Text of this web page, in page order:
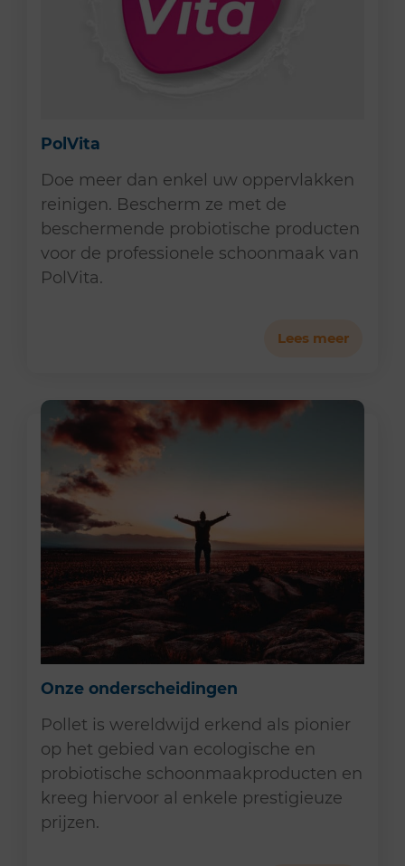
PolVita
Doe meer dan enkel uw oppervlakken
reinigen. Bescherm ze met de
beschermende probiotische producten
voor de professionele schoonmaak van
PolVita.
Lees meer
Onze onderscheidingen
Pollet is wereldwijd erkend als pionier
op het gebied van ecologische en
probiotische schoonmaakproducten en
kreeg hiervoor al enkele prestigieuze
prijzen.